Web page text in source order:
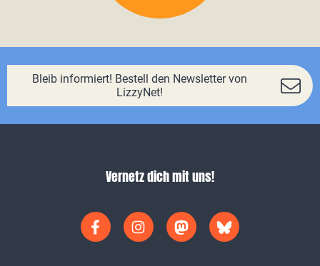
Bleib informiert! Bestell den Newsletter von
LizzyNet!
Vernetz dich mit uns!